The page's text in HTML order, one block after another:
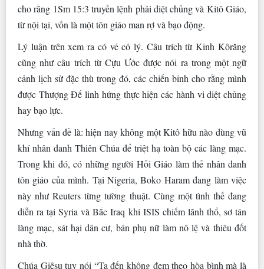
cho rằng 1Sm 15:3 truyền lệnh phải diệt chủng và Kitô Giáo,
từ nội tại, vốn là một tôn giáo man rợ và bạo động.
Lý luận trên xem ra có vẻ có lý. Câu trích từ Kinh Kôrăng
cũng như câu trích từ Cựu Ước được nói ra trong một ngữ
cảnh lịch sử đặc thù trong đó, các chiến binh cho rằng mình
được Thượng Đế linh hứng thực hiện các hành vi diệt chủng
hay bạo lực.
Nhưng vấn đề là: hiện nay không một Kitô hữu nào dùng vũ
khí nhân danh Thiên Chúa để triệt hạ toàn bộ các làng mạc.
Trong khi đó, có những người Hồi Giáo làm thế nhân danh
tôn giáo của mình. Tại Nigeria, Boko Haram đang làm việc
này như Reuters từng tường thuật. Cùng một tình thế đang
diễn ra tại Syria và Bắc Iraq khi ISIS chiếm lãnh thổ, sơ tán
làng mạc, sát hại dân cư, bán phụ nữ làm nô lệ và thiêu đốt
nhà thờ.
Chúa Giêsu tuy nói “Ta đến không đem theo hòa bình mà là